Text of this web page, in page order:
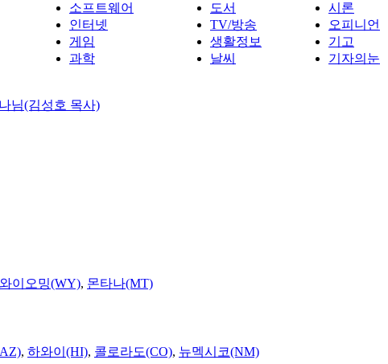
소프트웨어
인터넷
게임
과학
도서
TV/방송
생활정보
날씨
시론
오피니언
기고
기자의눈
님(김성호 목사)
와이오밍(WY), 몬타나(MT)
, 하와이(HI), 콜로라도(CO), 뉴멕시코(NM)